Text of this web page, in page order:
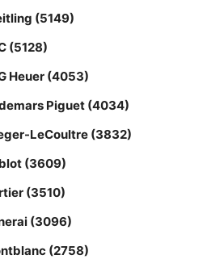
(5149)
(5128)
Heuer (4053)
Piguet (4034)
LeCoultre (3832)
(3609)
(3510)
(3096)
(2758)